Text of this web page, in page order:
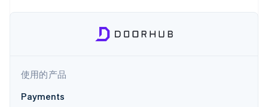
Radar
Climate
碳移除
媒体与娱乐
专业服务
公共部门
使用的产品
Payments